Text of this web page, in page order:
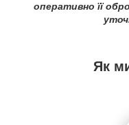
оперативно її
Як